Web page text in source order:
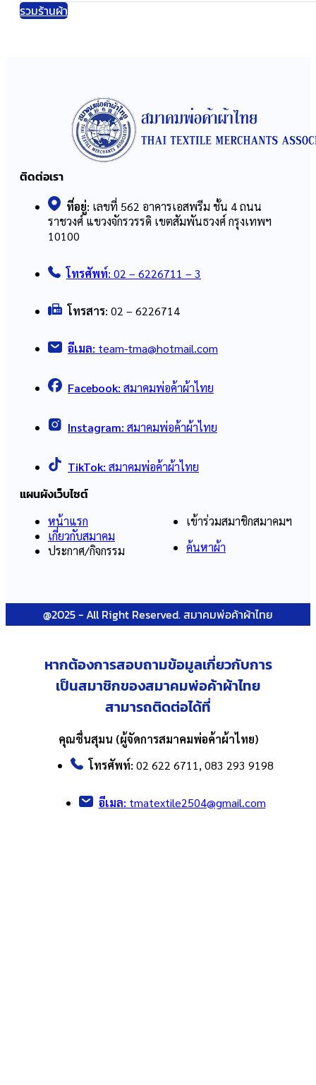
รวมร้านผ้า
ติดต่อเรา
ที่อยู่: เลขที่ 562 อาคารเอสพรีม ชั้น 4 ถนน
ราชวงศ์ แขวงจักรวรรดิ เขตสัมพันธวงศ์ กรุงเทพฯ
10100
โทรศัพท์: 02 – 6226711 – 3
โทรสาร: 02 – 6226714
อีเมล: team-tma@hotmail.com
Facebook: สมาคมพ่อค้าผ้าไทย
Instagram: สมาคมพ่อค้าผ้าไทย
TikTok: สมาคมพ่อค้าผ้าไทย
แผนผังเว็บไซต์
หน้าแรก
เกี่ยวกับสมาคม
ประกาศ/กิจกรรม
เข้าร่วมสมาชิกสมาคมฯ
ค้นหาผ้า
@2025 - All Right Reserved. สมาคมพ่อค้าผ้าไทย
หากต้องการสอบถามข้อมูลเกี่ยวกับการ
เป็นสมาชิกของสมาคมพ่อค้าผ้าไทย
สามารถติดต่อได้ที่
คุณชื่นสุมน (ผู้จัดการสมาคมพ่อค้าผ้าไทย)
โทรศัพท์: 02 622 6711, 083 293 9198
อีเมล: tmatextile2504@gmail.com